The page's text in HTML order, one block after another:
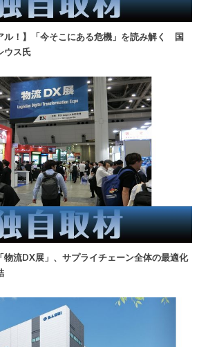
ル！】「今そこにある危機」を読み解く 国
ウス氏
物流DX展」、サプライチェーン全体の最適化